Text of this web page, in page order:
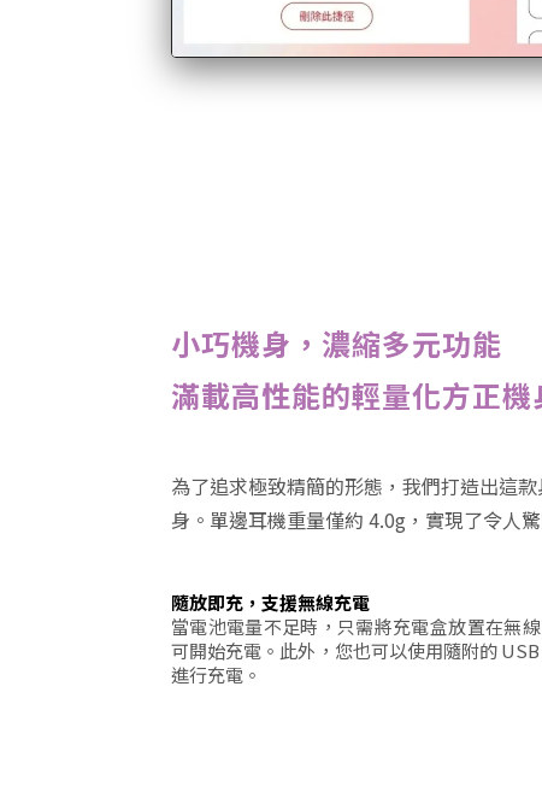
小巧機身，濃縮多元功能
滿載高性能的輕量化方正機
為了追求極致精簡的形態，我們打造出這
身。單邊耳機重量僅約 4.0g，實現了令人
隨放即充，支援無線充電
當電池電量不足時，只需將充電盒放置在無
可開始充電。此外，您也可以使用隨附的
進行充電。